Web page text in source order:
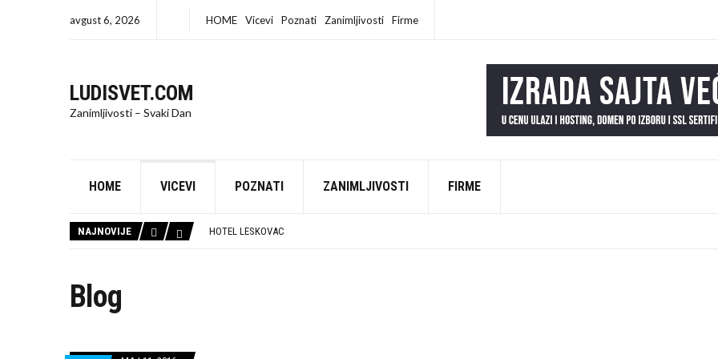
avgust 6, 2026 HOME Vicevi Poznati Zanimljivosti Firme
LUDISVET.COM
Zanimljivosti – Svaki Dan
HOME VICEVI POZNATI ZANIMLJIVOSTI FIRME
NAJNOVIJE
HOTEL LESKOVAC
Blog